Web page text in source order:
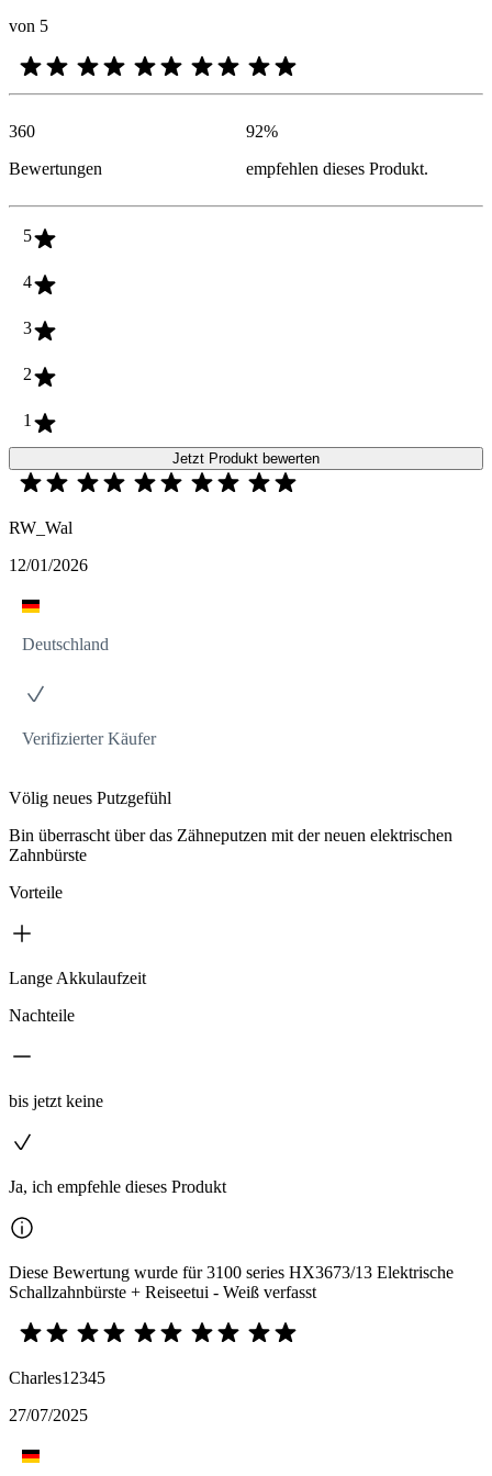
von 5
360
Bewertungen
92%
empfehlen dieses Produkt.
5
4
3
2
1
Jetzt Produkt bewerten
RW_Wal
12/01/2026
Deutschland
Verifizierter Käufer
Völig neues Putzgefühl
Bin überrascht über das Zähneputzen mit der neuen elektrischen
Zahnbürste
Vorteile
Lange Akkulaufzeit
Nachteile
bis jetzt keine
Ja, ich empfehle dieses Produkt
Diese Bewertung wurde für 3100 series HX3673/13 Elektrische
Schallzahnbürste + Reiseetui - Weiß verfasst
Charles12345
27/07/2025